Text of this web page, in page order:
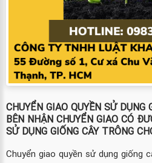
CHUYỂN GIAO QUYỀN SỬ DỤNG
BÊN NHẬN CHUYỂN GIAO CÓ
SỬ DỤNG GIỐNG CÂY TRÔNG
Chuyển giao quyền sử dụng giống